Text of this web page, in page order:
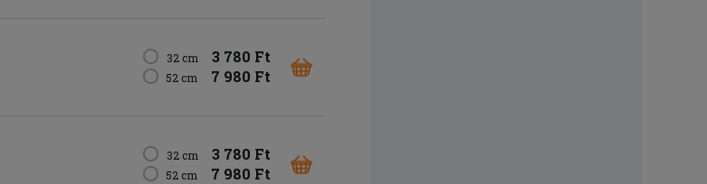
32 cm 3 780 Ft
52 cm 7 980 Ft
32 cm 3 780 Ft
52 cm 7 980 Ft